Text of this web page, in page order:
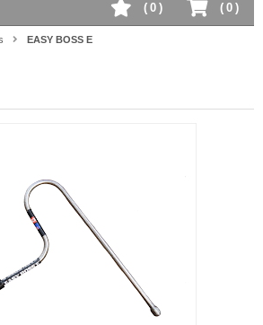
( 0 )
( 0 )
EASY BOSS E